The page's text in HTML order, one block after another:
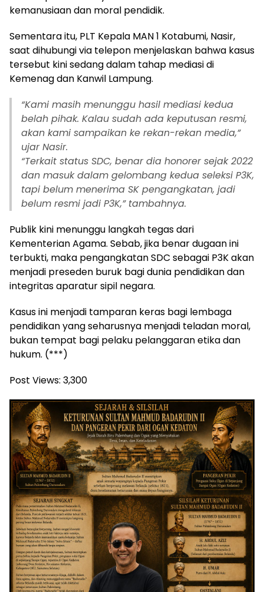
kemanusiaan dan moral pendidik.
Sementara itu, PLT Kepala MAN 1 Kotabumi, Nasir,
saat dihubungi via telepon menjelaskan bahwa kasus
tersebut kini sedang dalam tahap mediasi di
Kemenag dan Kanwil Lampung.
“Kami masih menunggu hasil mediasi kedua
belah pihak. Kalau sudah ada keputusan resmi,
akan kami sampaikan ke rekan-rekan media,”
ujar Nasir.
“Terkait status SDC, benar dia honorer sejak 2022
dan masuk dalam gelombang kedua seleksi P3K,
tapi belum menerima SK pengangkatan, jadi
belum resmi jadi P3K,” tambahnya.
Publik kini menunggu langkah tegas dari
Kementerian Agama. Sebab, jika benar dugaan ini
terbukti, maka pengangkatan SDC sebagai P3K akan
menjadi preseden buruk bagi dunia pendidikan dan
integritas aparatur sipil negara.
Kasus ini menjadi tamparan keras bagi lembaga
pendidikan yang seharusnya menjadi teladan moral,
bukan tempat bagi pelaku pelanggaran etika dan
hukum. (***)
Post Views: 3,300